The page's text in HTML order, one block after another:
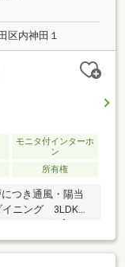
区内神田１
モニタ付インターホ
ン
所有権
つき通風・陽当
ニング 3LDKへ
●ペット飼育可
ディスポーザー排
食器洗い乾燥機■